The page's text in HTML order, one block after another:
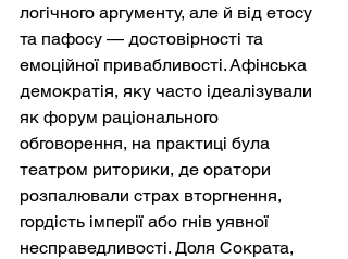
логічного аргументу, але й від етосу
та пафосу — достовірності та
емоційної привабливості. Афінська
демократія, яку часто ідеалізували
як форум раціонального
обговорення, на практиці була
театром риторики, де оратори
розпалювали страх вторгнення,
гордість імперії або гнів уявної
несправедливості. Доля Сократа,